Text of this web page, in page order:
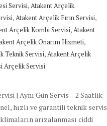
Servisi,Atakent Arçelik
,Atakent Arçelik Fırın Servisi,
Arçelik Kombi Servisi,Atakent
Arçelik Onarım Hizmeti,
Teknik Servisi,Atakent Arçelik
Arçelik Servisi
| Aynı Gün Servis – 2 Saatlik
hızlı ve garantili teknik servis
arızalanması ciddi